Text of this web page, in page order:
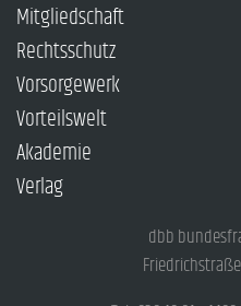
Mitgliedschaft
Rechtsschutz
Vorsorgewerk
Vorteilswelt
Akademie
Verlag
dbb
Friedrichstraße